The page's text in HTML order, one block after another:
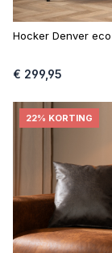
Hocker Denver
€ 299,95
22% KORTING